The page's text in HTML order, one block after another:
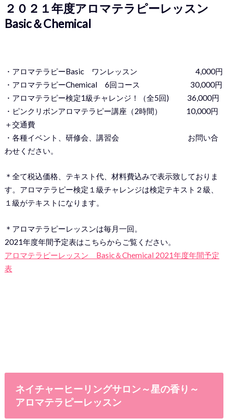
２０２１年度アロマテラピーレッスン
Basic＆Chemical
・アロマテラピーBasic ワンレッスン 4,000円
・アロマテラピーChemical 6回コース 30,000円
・アロマテラピー検定1級チャレンジ！（全5回) 36,000円
・ピンクリボンアロマテラピー講座（2時間） 10,000円
＋交通費
・各種イベント、研修会、講習会 お問い合
わせください。
＊全て税込価格、テキスト代、材料費込みで表示致しておりま
す。アロマテラピー検定１級チャレンジは検定テキスト２級、
１級がテキストになります。
＊アロマテラピーレッスンは毎月一回。
2021年度年間予定表はこちらからご覧ください。
アロマテラピーレッスン Basic＆Chemical 2021年度年間予定
表
ネイチャーヒーリングサロン～星の香り～
アロマテラピーレッスン